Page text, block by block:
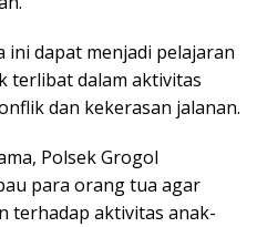
dapat menjadi pelajaran
terlibat dalam aktivitas
dan kekerasan jalanan.
Polsek Grogol
para orang tua agar
terhadap aktivitas anak-